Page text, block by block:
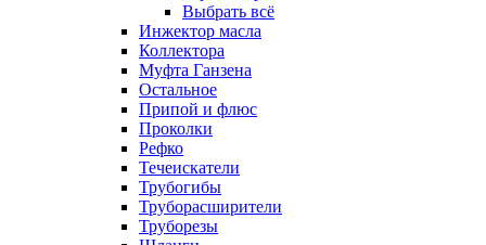
Выбрать всё
Инжектор масла
Коллектора
Муфта Ганзена
Остальное
Припой и флюс
Проколки
Рефко
Течеискатели
Трубогибы
Труборасширители
Труборезы